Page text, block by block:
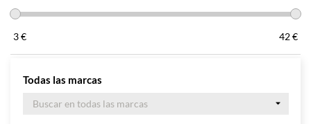
3€ 42€
Todas las marcas